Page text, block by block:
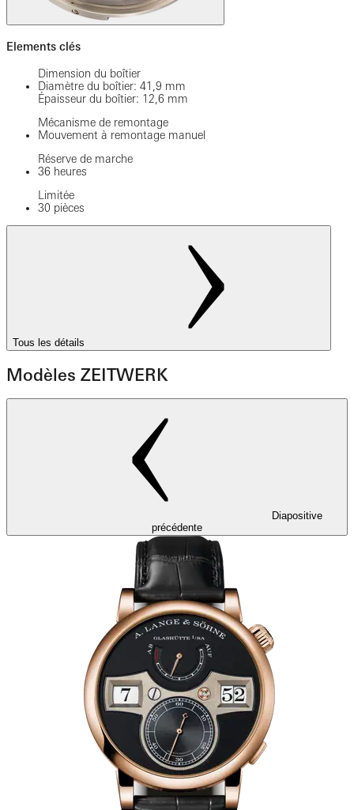
Elements clés
Dimension du boîtier
Diamètre du boîtier: 41,9 mm
Épaisseur du boîtier: 12,6 mm
Mécanisme de remontage
Mouvement à remontage manuel
Réserve de marche
36 heures
Limitée
30 pièces
Tous les détails
Modèles ZEITWERK
Diapositive
précédente